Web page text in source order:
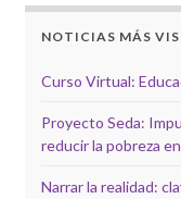
NOTICIAS MÁS
Curso Virtual:
Proyecto Seda:
reducir la pobreza
Narrar la realidad: